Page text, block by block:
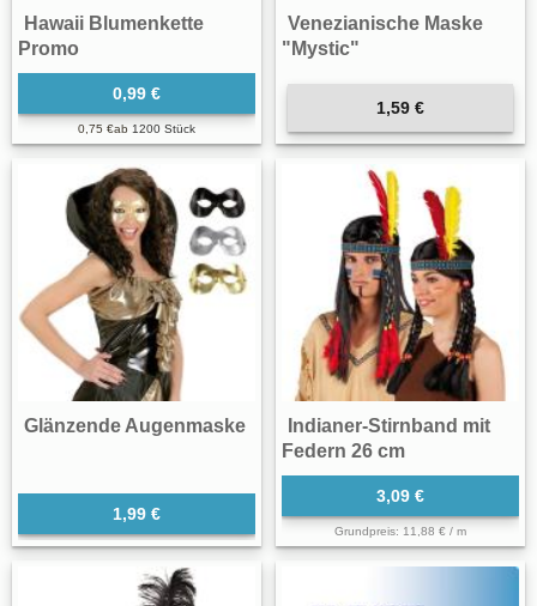
Hawaii Blumenkette
Promo
0,99 €
0,75 €ab 1200 Stück
Venezianische Maske
"Mystic"
1,59 €
Glänzende Augenmaske
1,99 €
Indianer-Stirnband mit
Federn 26 cm
3,09 €
Grundpreis: 11,88 € / m